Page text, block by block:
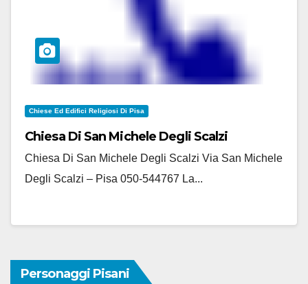
Chiese Ed Edifici Religiosi Di Pisa
Chiesa Di San Michele Degli Scalzi
Chiesa Di San Michele Degli Scalzi Via San Michele
Degli Scalzi – Pisa 050-544767 La...
Personaggi Pisani